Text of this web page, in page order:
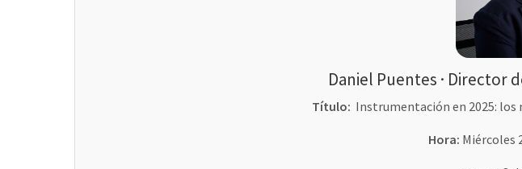
Daniel Puentes · Director
Título: Instrumentación en 2025: los
Hora: Miércoles